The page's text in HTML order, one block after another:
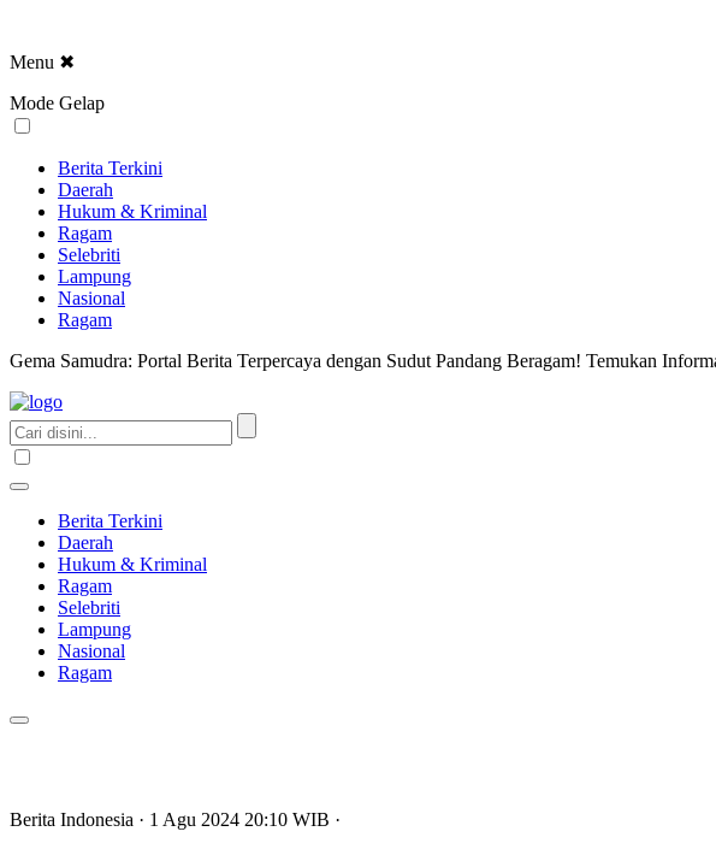
Menu ✖
Mode Gelap
Berita Terkini
Daerah
Hukum & Kriminal
Ragam
Selebriti
Lampung
Nasional
Ragam
Gema Samudra: Portal Berita Terpercaya dengan Sudut Pandang Beragam! Temukan
Berita Terkini
Daerah
Hukum & Kriminal
Ragam
Selebriti
Lampung
Nasional
Ragam
Berita Indonesia · 1 Agu 2024 20:10 WIB ·